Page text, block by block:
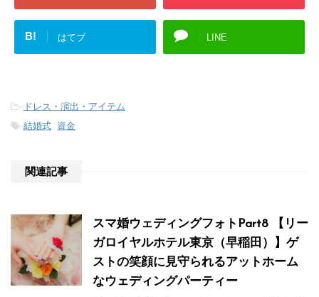
B! はてブ LINE
- ドレス・演出・アイテム
-結婚式, 資金
関連記事
スマ婚ウェディングフォトPart8 【リー
ガロイヤルホテル東京（早稲田）】ゲ
ストの笑顔に見守られるアットホーム
なウェディングパーティー